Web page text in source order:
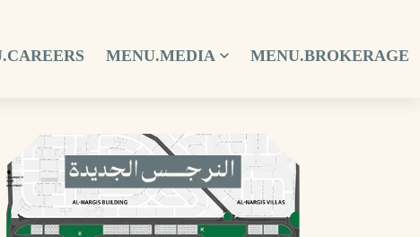
MENU.MEDIA MENU.BROKERAGE